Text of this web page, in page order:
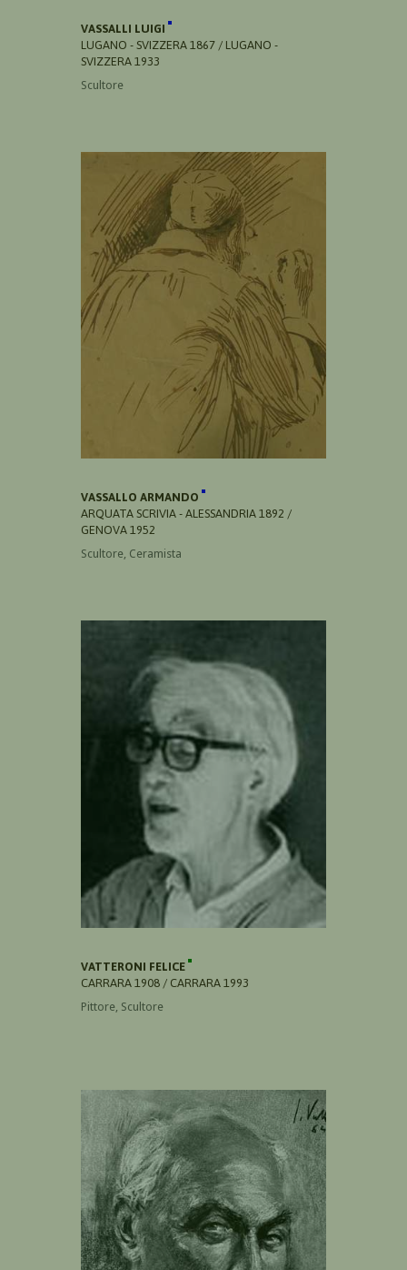
VASSALLI LUIGI
LUGANO - SVIZZERA 1867 / LUGANO -
SVIZZERA 1933
Scultore
VASSALLO ARMANDO
ARQUATA SCRIVIA - ALESSANDRIA 1892 /
GENOVA 1952
Scultore, Ceramista
VATTERONI FELICE
CARRARA 1908 / CARRARA 1993
Pittore, Scultore